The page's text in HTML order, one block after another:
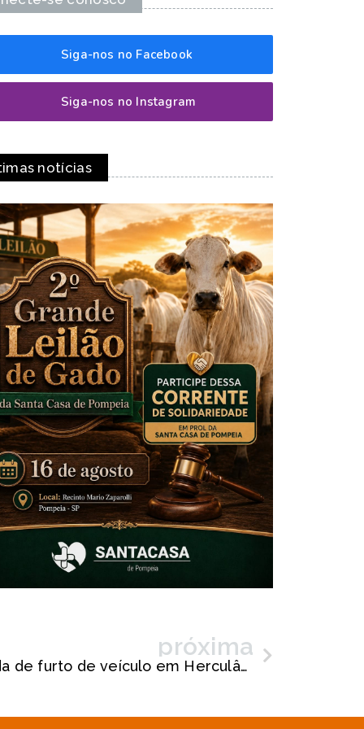
Siga-nos no Facebook
Siga-nos no Instagram
notícias
próxima
Mulher é detida acusada de furto de veículo em Herculândia